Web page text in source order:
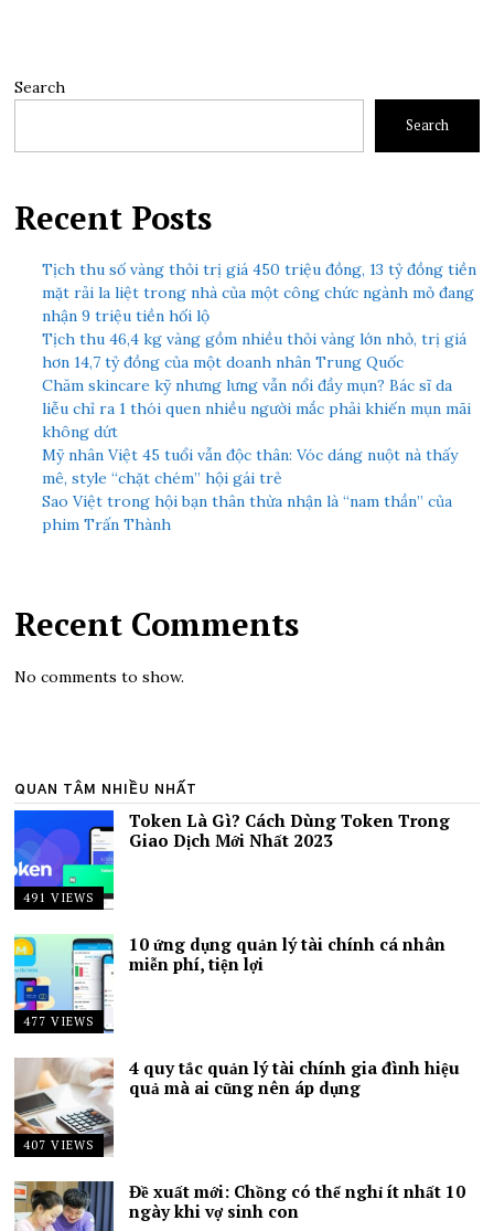
Search
Search
Recent Posts
Tịch thu số vàng thỏi trị giá 450 triệu đồng, 13 tỷ đồng tiền
mặt rải la liệt trong nhà của một công chức ngành mỏ đang
nhận 9 triệu tiền hối lộ
Tịch thu 46,4 kg vàng gồm nhiều thỏi vàng lớn nhỏ, trị giá
hơn 14,7 tỷ đồng của một doanh nhân Trung Quốc
Chăm skincare kỹ nhưng lưng vẫn nổi đầy mụn? Bác sĩ da
liễu chỉ ra 1 thói quen nhiều người mắc phải khiến mụn mãi
không dứt
Mỹ nhân Việt 45 tuổi vẫn độc thân: Vóc dáng nuột nà thấy
mê, style “chặt chém” hội gái trẻ
Sao Việt trong hội bạn thân thừa nhận là “nam thần” của
phim Trấn Thành
Recent Comments
No comments to show.
QUAN TÂM NHIỀU NHẤT
491 VIEWS
Token Là Gì? Cách Dùng Token Trong
Giao Dịch Mới Nhất 2023
477 VIEWS
10 ứng dụng quản lý tài chính cá nhân
miễn phí, tiện lợi
407 VIEWS
4 quy tắc quản lý tài chính gia đình hiệu
quả mà ai cũng nên áp dụng
Đề xuất mới: Chồng có thể nghỉ ít nhất 10
ngày khi vợ sinh con